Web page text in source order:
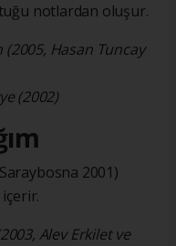
notlardan oluşur.
(2005, Hasan Tuncay
(2002)
2001)
Alev Erkilet ve